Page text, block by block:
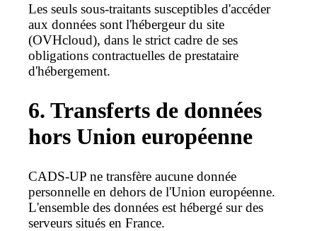
Les seuls sous-traitants susceptibles d'accéder
aux données sont l'hébergeur du site
(OVHcloud), dans le strict cadre de ses
obligations contractuelles de prestataire
d'hébergement.
6. Transferts de données
hors Union européenne
CADS-UP ne transfère aucune donnée
personnelle en dehors de l'Union européenne.
L'ensemble des données est hébergé sur des
serveurs situés en France.